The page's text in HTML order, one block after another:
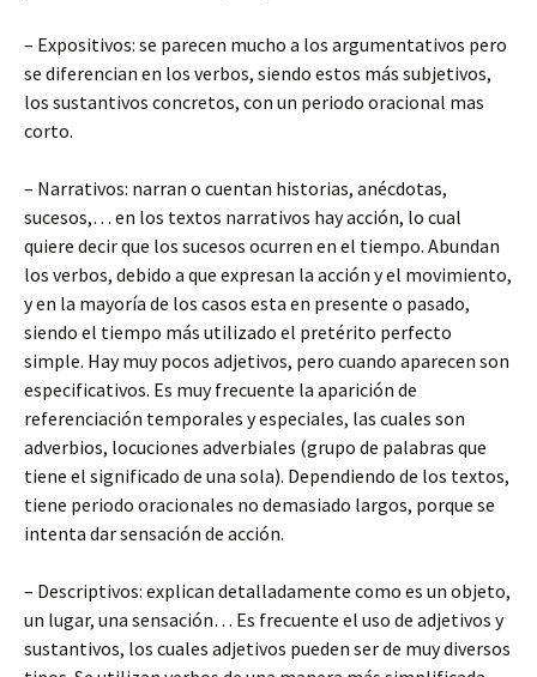
– Expositivos: se parecen mucho a los argumentativos pero
se diferencian en los verbos, siendo estos más subjetivos,
los sustantivos concretos, con un periodo oracional mas
corto.
– Narrativos: narran o cuentan historias, anécdotas,
sucesos,… en los textos narrativos hay acción, lo cual
quiere decir que los sucesos ocurren en el tiempo. Abundan
los verbos, debido a que expresan la acción y el movimiento,
y en la mayoría de los casos esta en presente o pasado,
siendo el tiempo más utilizado el pretérito perfecto
simple. Hay muy pocos adjetivos, pero cuando aparecen son
especificativos. Es muy frecuente la aparición de
referenciación temporales y especiales, las cuales son
adverbios, locuciones adverbiales (grupo de palabras que
tiene el significado de una sola). Dependiendo de los textos,
tiene periodo oracionales no demasiado largos, porque se
intenta dar sensación de acción.
– Descriptivos: explican detalladamente como es un objeto,
un lugar, una sensación… Es frecuente el uso de adjetivos y
sustantivos, los cuales adjetivos pueden ser de muy diversos